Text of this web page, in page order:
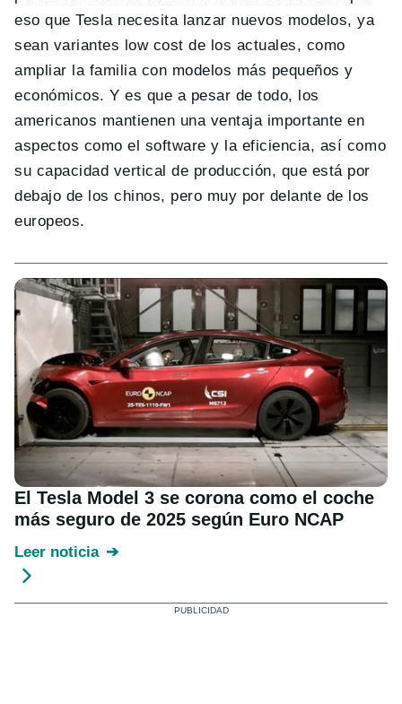
eso que Tesla necesita lanzar nuevos modelos, ya
sean variantes low cost de los actuales, como
ampliar la familia con modelos más pequeños y
económicos. Y es que a pesar de todo, los
americanos mantienen una ventaja importante en
aspectos como el software y la eficiencia, así como
su capacidad vertical de producción, que está por
debajo de los chinos, pero muy por delante de los
europeos.
El Tesla Model 3 se corona como el coche
más seguro de 2025 según Euro NCAP
Leer noticia